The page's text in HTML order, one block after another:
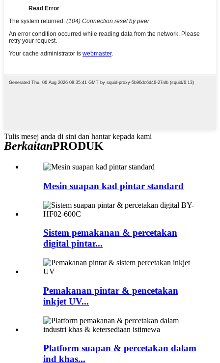
Tulis mesej anda di sini dan hantar kepada kami
BerkaitanPRODUK
Mesin suapan kad pintar standard
Sistem pemakanan & percetakan
digital pintar...
Pemakanan pintar & pencetakan
inkjet UV...
Platform suapan & percetakan dalam
ind khas...